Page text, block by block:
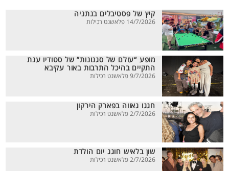
קיץ של פסטיבלים בנתניה
14/7/2026 פלאשנט רכילות
מופע “עולם של סגנונות” של סטודיו ענת
התקיים בהיכל התרבות באור עקיבא
9/7/2026 פלאשנט רכילות
חגגו גאווה בפארק הירקון
2/7/2026 פלאשנט רכילות
שון בלאיש חוגג יום הולדת
2/7/2026 פלאשנט רכילות